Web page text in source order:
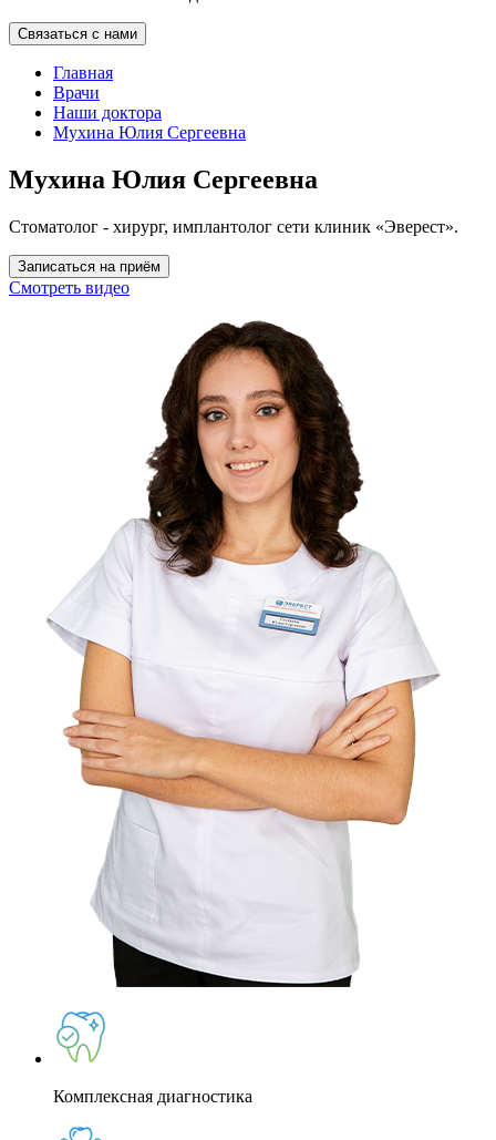
Связаться с нами
Главная
Врачи
Наши доктора
Мухина Юлия Сергеевна
Мухина Юлия Сергеевна
Стоматолог - хирург, имплантолог сети клиник «Эверест».
Записаться на приём
Смотреть видео
Комплексная диагностика